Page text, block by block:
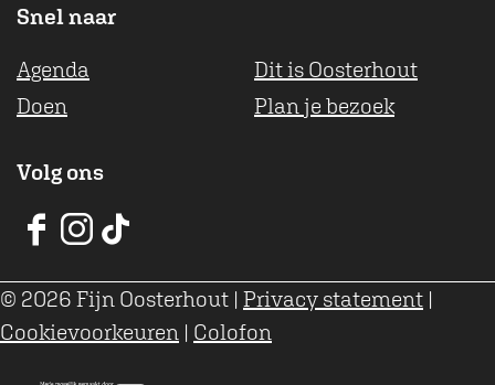
Snel naar
Agenda
Dit is Oosterhout
Doen
Plan je bezoek
Volg ons
V
V
V
O
V
V
V
O
V
V
V
O
© 2026 Fijn Oosterhout | Privacy statement |
Cookievoorkeuren | Colofon